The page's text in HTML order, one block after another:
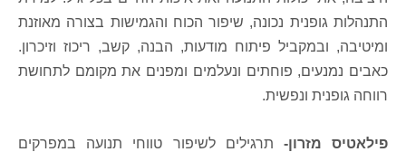
התנהלות גופנית נכונה, שיפור הכוח והגמישות בצורה מאוזנת
ומיטיבה, ובמקביל פיתוח מודעות, הבנה, קשב, ריכוז וזיכרון.
כאבים נמנעים, פוחתים ונעלמים ומפנים את מקומם לתחושת
רווחה גופנית ונפשית.
פילאטיס מזרון- תרגילים לשיפור טווחי תנועה במפרקים